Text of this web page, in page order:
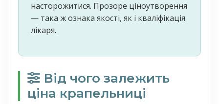
насторожитися. Прозоре ціноутворення
— така ж ознака якості, як і кваліфікація
лікаря.
Від чого залежить
ціна крапельниці